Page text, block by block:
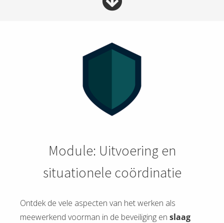
Module: Uitvoering en
situationele coördinatie
Ontdek de vele aspecten van het werken als
meewerkend voorman in de beveiliging en slaag